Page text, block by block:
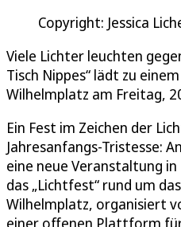
Copyright: Jessica
Viele Lichter leuchten
Tisch Nippes“ lädt zu
Wilhelmplatz am Freitag,
Ein Fest im Zeichen der
Jahresanfangs-Tristesse:
eine neue Veranstaltung
das „Lichtfest“ rund um
Wilhelmplatz, organisiert